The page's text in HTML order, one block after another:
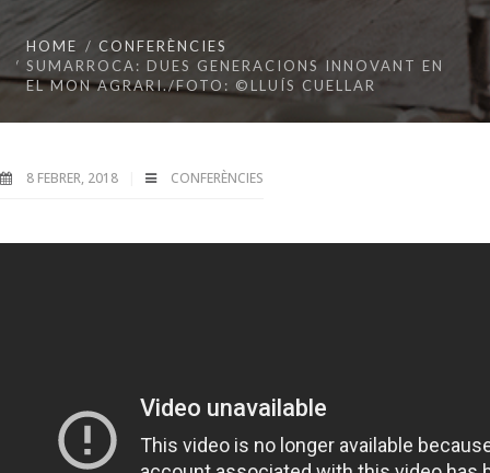
HOME
CONFERÈNCIES
SUMARROCA: DUES GENERACIONS INNOVANT EN
EL MON AGRARI./FOTO: ©LLUÍS CUELLAR
8 FEBRER, 2018 CONFERÈNCIES